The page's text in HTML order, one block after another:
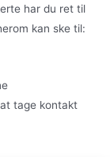
har du ret til
kan ske til:
tage kontakt